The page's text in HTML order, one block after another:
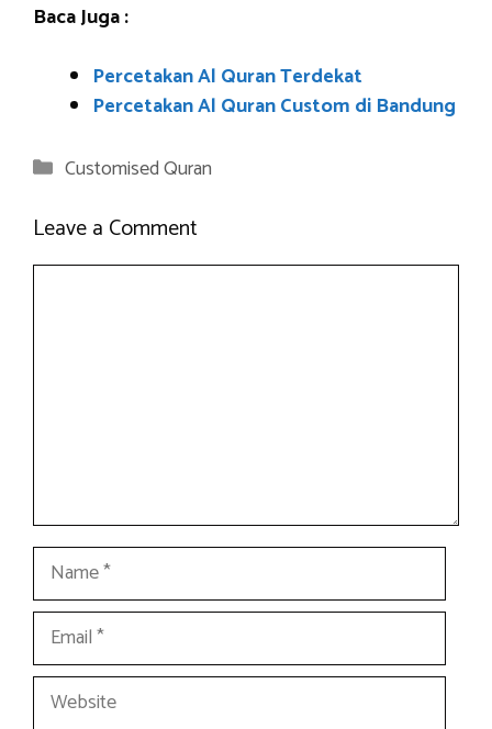
Baca Juga :
Percetakan Al Quran Terdekat
Percetakan Al Quran Custom di Bandung
Categories
Customised Quran
Leave a Comment
Name
Email
Website